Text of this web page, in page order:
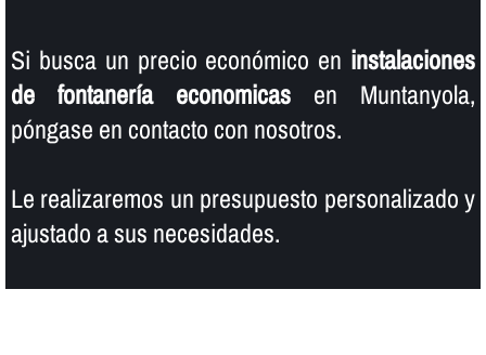
Si busca un precio económico en instalaciones
de fontanerí­a economicas en Muntanyola,
póngase en contacto con nosotros.
Le realizaremos un presupuesto personalizado y
ajustado a sus necesidades.